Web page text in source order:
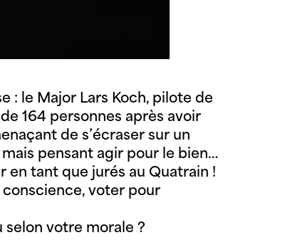
: le Major Lars Koch, pilote de
164 personnes après avoir
de s’écraser sur un
pensant agir pour le bien…
en tant que jurés au Quatrain !
conscience, voter pour
votre morale ?